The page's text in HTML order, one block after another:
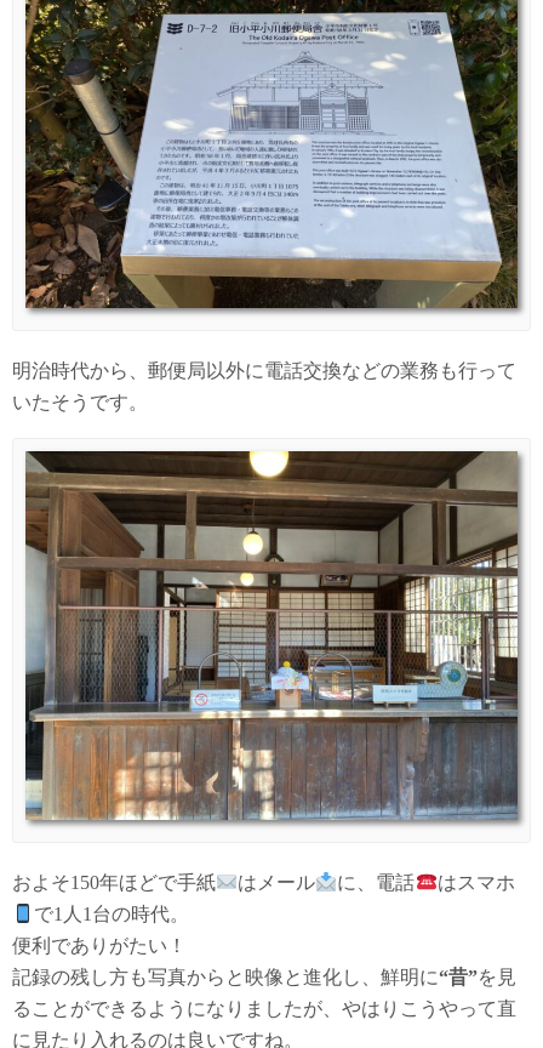
明治時代から、郵便局以外に電話交換などの業務も行って
いたそうです。
およそ150年ほどで手紙 はメール に、電話
はスマホ
で1人1台の時代。
便利でありがたい！
記録の残し方も写真からと映像と進化し、鮮明に“昔”を見
ることができるようになりましたが、やはりこうやって直
に見たり入れるのは良いですね。